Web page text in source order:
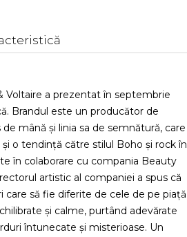
Voltaire a prezentat în septembrie
Brandul este un producător de
mână și linia sa de semnătură, care
o tendință către stilul Boho și rock în
în colaborare cu compania Beauty
artistic al companiei a spus că
care să fie diferite de cele de pe piață
și calme, purtând adevărate
întunecate și misterioase. Un